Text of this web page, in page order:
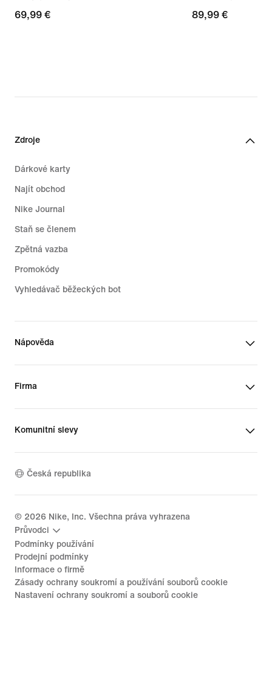
69,99 €
69,99 €
89,99 €
89,99 €
Zdroje
Dárkové karty
Najít obchod
Nike Journal
Staň se členem
Zpětná vazba
Promokódy
Vyhledávač běžeckých bot
Nápověda
Firma
Komunitní slevy
Česká republika
© 2026 Nike, Inc. Všechna práva vyhrazena
Průvodci
Podmínky používání
Prodejní podmínky
Informace o firmě
Zásady ochrany soukromí a používání souborů cookie
Nastavení ochrany soukromí a souborů cookie